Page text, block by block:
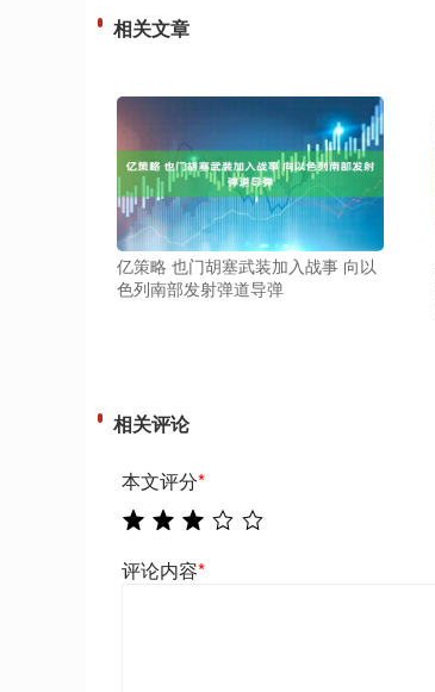
相关文章
亿策略 也门胡塞武装加入战事 向以
色列南部发射弹道导弹
相关评论
本文评分*
评论内容*